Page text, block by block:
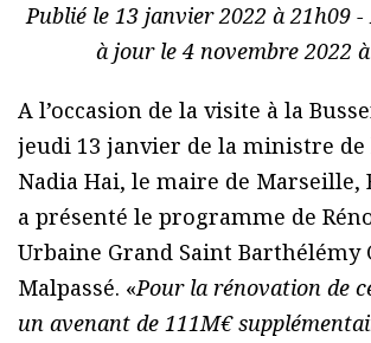
Publié le 13 janvier 2022 à 21h09
à jour le 4 novembre 2022
A l’occasion de la visite à la
jeudi 13 janvier de la ministre de
Nadia Hai, le maire de Marseille,
a présenté le programme de
Urbaine Grand Saint Barthélémy
Malpassé. «Pour la rénovation de
un avenant de 111M€